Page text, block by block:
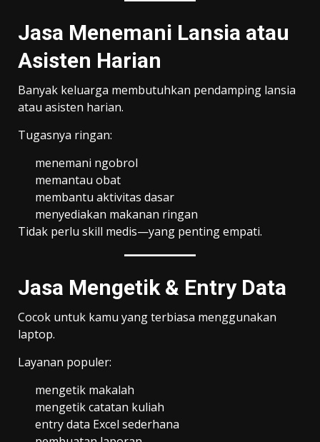
Jasa Menemani Lansia atau
Asisten Harian
Banyak keluarga membutuhkan pendamping lansia
atau asisten harian.
Tugasnya ringan:
menemani ngobrol
memantau obat
membantu aktivitas dasar
menyediakan makanan ringan
Tidak perlu skill medis—yang penting empati.
Jasa Mengetik & Entry Data
Cocok untuk kamu yang terbiasa menggunakan
laptop.
Layanan populer:
mengetik makalah
mengetik catatan kuliah
entry data Excel sederhana